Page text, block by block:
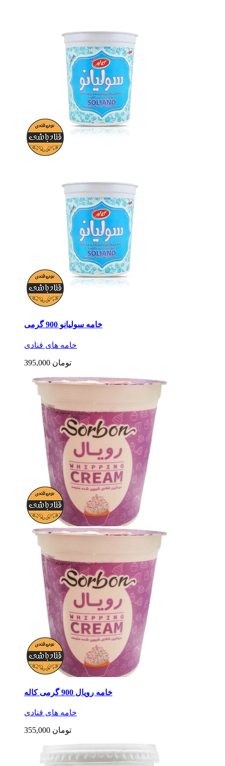
خامه سولیانو 900 گرمی
خامه های قنادی
395,000 تومان
خامه رویال 900 گرمی کاله
خامه های قنادی
355,000 تومان